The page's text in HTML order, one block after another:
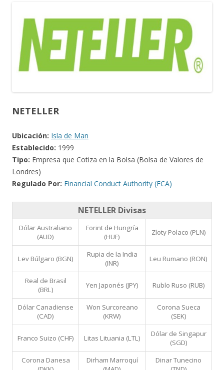
NETELLER
Ubicación: Isla de Man
Establecido: 1999
Tipo: Empresa que Cotiza en la Bolsa (Bolsa de Valores de
Londres)
Regulado Por: Financial Conduct Authority (FCA)
NETELLER Divisas
Dólar Australiano
(AUD)
Forint de Hungría
(HUF)
Zloty Polaco (PLN)
Lev Búlgaro (BGN)
Rupia de la India
(INR)
Leu Rumano (RON)
Real de Brasil
(BRL)
Yen Japonés (JPY) Rublo Ruso (RUB)
Dólar Canadiense
(CAD)
Won Surcoreano
(KRW)
Corona Sueca
(SEK)
Franco Suizo (CHF) Litas Lituania (LTL)
Dólar de Singapur
(SGD)
Corona Danesa
Dirham Marroquí
Dinar Tunecino